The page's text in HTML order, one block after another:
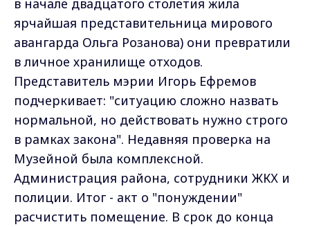
в начале двадцатого столетия жила
ярчайшая представительница мирового
авангарда Ольга Розанова) они превратили
в личное хранилище отходов.
Представитель мэрии Игорь Ефремов
подчеркивает: "ситуацию сложно назвать
нормальной, но действовать нужно строго
в рамках закона". Недавняя проверка на
Музейной была комплексной.
Администрация района, сотрудники ЖКХ и
полиции. Итог - акт о "понуждении"
расчистить помещение. В срок до конца